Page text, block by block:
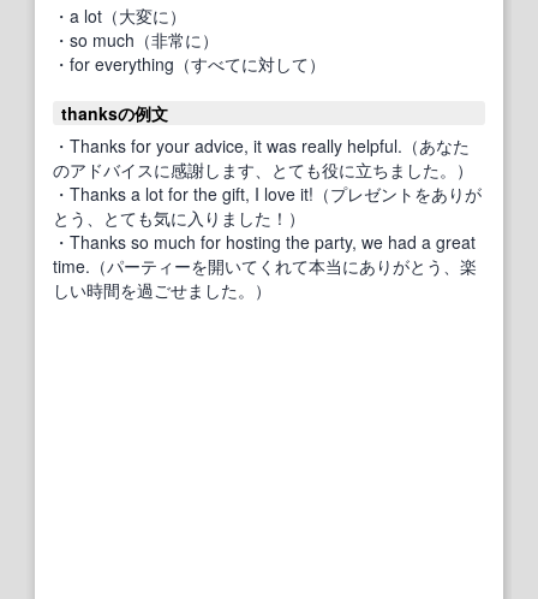
・a lot（大変に）
・so much（非常に）
・for everything（すべてに対して）
thanksの例文
・Thanks for your advice, it was really helpful.（あなた
のアドバイスに感謝します、とても役に立ちました。）
・Thanks a lot for the gift, I love it!（プレゼントをありが
とう、とても気に入りました！）
・Thanks so much for hosting the party, we had a great
time.（パーティーを開いてくれて本当にありがとう、楽
しい時間を過ごせました。）